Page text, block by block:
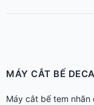
MÁY CẮT BẾ
Máy cắt bế tem nhãn